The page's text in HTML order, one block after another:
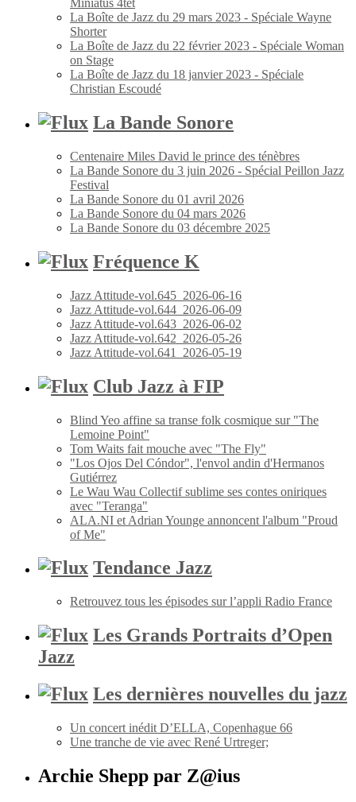
Miniatus 4tet
La Boîte de Jazz du 29 mars 2023 - Spéciale Wayne
Shorter
La Boîte de Jazz du 22 février 2023 - Spéciale Woman
on Stage
La Boîte de Jazz du 18 janvier 2023 - Spéciale
Christian Escoudé
La Bande Sonore
Centenaire Miles David le prince des ténèbres
La Bande Sonore du 3 juin 2026 - Spécial Peillon Jazz
Festival
La Bande Sonore du 01 avril 2026
La Bande Sonore du 04 mars 2026
La Bande Sonore du 03 décembre 2025
Fréquence K
Jazz Attitude-vol.645_2026-06-16
Jazz Attitude-vol.644_2026-06-09
Jazz Attitude-vol.643_2026-06-02
Jazz Attitude-vol.642_2026-05-26
Jazz Attitude-vol.641_2026-05-19
Club Jazz à FIP
Blind Yeo affine sa transe folk cosmique sur "The
Lemoine Point"
Tom Waits fait mouche avec "The Fly"
"Los Ojos Del Cóndor", l'envol andin d'Hermanos
Gutiérrez
Le Wau Wau Collectif sublime ses contes oniriques
avec "Teranga"
ALA.NI et Adrian Younge annoncent l'album "Proud
of Me"
Tendance Jazz
Retrouvez tous les épisodes sur l’appli Radio France
Les Grands Portraits d’Open
Jazz
Les dernières nouvelles du jazz
Un concert inédit D’ELLA, Copenhague 66
Une tranche de vie avec René Urtreger;
Archie Shepp par Z@ius